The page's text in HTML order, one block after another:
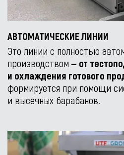
АВТОМАТИЧЕСКИЕ ЛИНИИ
Это линии с полностью
производством — от
и охлаждения готового
формируется при помощи
и высечных барабанов.